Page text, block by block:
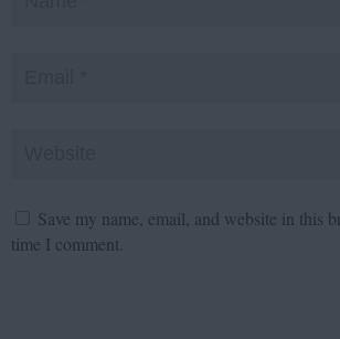
Save my name, email, and website in this
time I comment.